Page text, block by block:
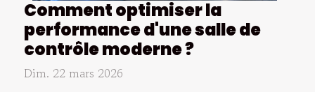
Comment optimiser la
performance d'une salle de
contrôle moderne ?
Dim. 22 mars 2026